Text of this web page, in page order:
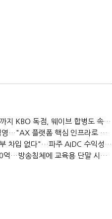
티빙 첫 분기 흑자…"2031년까지 KBO 독점, 웨이브 합병도 속도"
박윤영 KT 대표, AIDC 현장경영…"AX 플랫폼 핵심 인프라로 키운다"
LGU+, "AI 투자 확대에도 외부 차입 없다"…파주 AIDC 수익성 자신
LG헬로비전, 2분기 영업익 30억…방송침체에 교육용 단말 시장도 축소